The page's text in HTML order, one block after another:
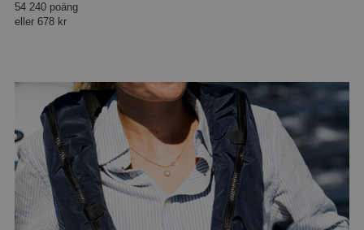
54 240 poäng
eller 678 kr